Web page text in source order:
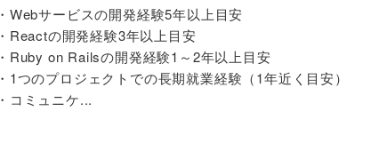
・Webサービスの開発経験5年以上目安
・Reactの開発経験3年以上目安
・Ruby on Railsの開発経験1～2年以上目安
・1つのプロジェクトでの長期就業経験（1年近く目安）
・コミュニケ...